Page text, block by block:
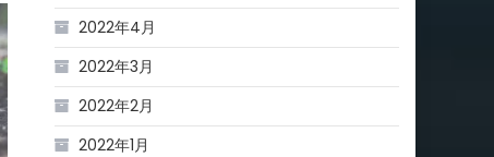
2022年4月
2022年3月
2022年2月
2022年1月